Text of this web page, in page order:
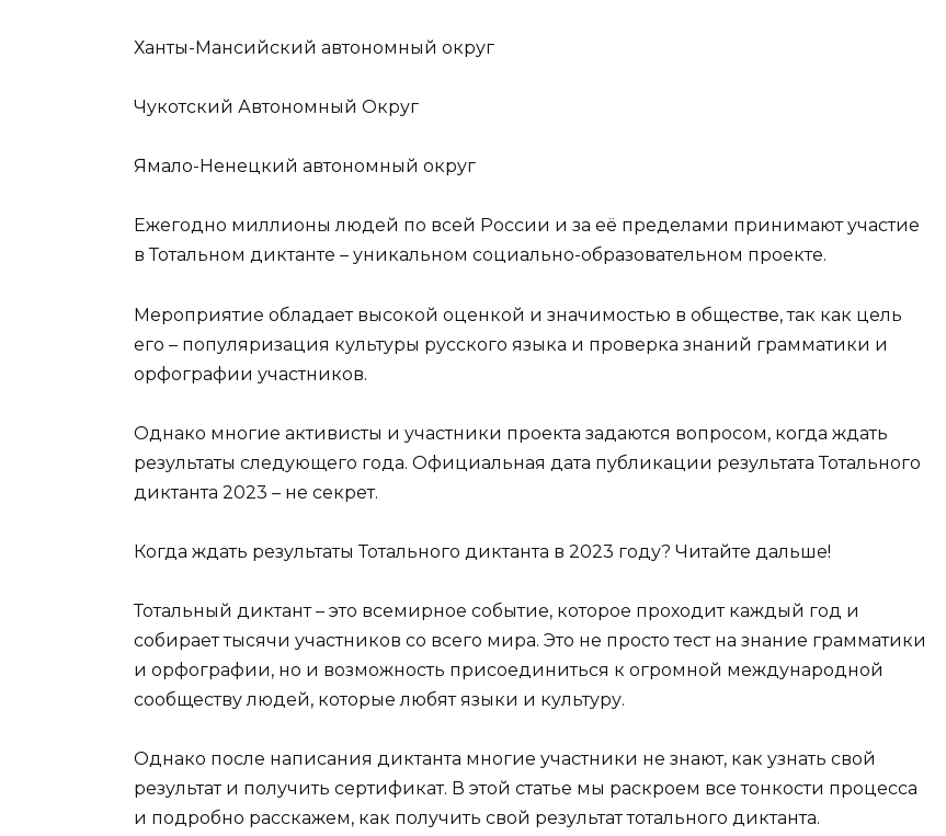
Ханты-Мансийский автономный округ
Чукотский Автономный Округ
Ямало-Ненецкий автономный округ
Ежегодно миллионы людей по всей России и за её пределами принимают участие
в Тотальном диктанте – уникальном социально-образовательном проекте.
Мероприятие обладает высокой оценкой и значимостью в обществе, так как цель
его – популяризация культуры русского языка и проверка знаний грамматики и
орфографии участников.
Однако многие активисты и участники проекта задаются вопросом, когда ждать
результаты следующего года. Официальная дата публикации результата Тотального
диктанта 2023 – не секрет.
Когда ждать результаты Тотального диктанта в 2023 году? Читайте дальше!
Тотальный диктант – это всемирное событие, которое проходит каждый год и
собирает тысячи участников со всего мира. Это не просто тест на знание грамматики
и орфографии, но и возможность присоединиться к огромной международной
сообществу людей, которые любят языки и культуру.
Однако после написания диктанта многие участники не знают, как узнать свой
результат и получить сертификат. В этой статье мы раскроем все тонкости процесса
и подробно расскажем, как получить свой результат тотального диктанта.